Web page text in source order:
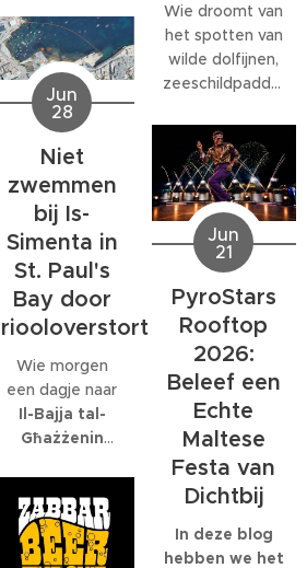
noordwestenwinden
(W/NW)
verwacht.
Volgens het
Malta Red Cross
kan de wind
tijdelijk
toenemen tot
windkracht 6
met name op
donderdag 2
juli.
Wie droomt van
het spotten van
wilde dolfijnen,
zeeschildpadden
zeeleven
tijdens een
verblijf op Malta,
komt al snel tot
de ontdekking
dat daar
eigenlijk maar
één organisatie
volledig op is
gespecialiseerd:
EcoMarine
Malta .
Jun
28
Niet
zwemmen
bij Is-
Simenta in
St. Paul's
Bay door
riooloverstort
Wie morgen
een dagje naar
Il-Bajja tal-
Għażżenin
inSt. Paul's
Baywil gaan,
kan beter een
Jun
21
PyroStars
Rooftop
2026:
Beleef een
Echte
Maltese
Festa van
Dichtbij
In deze blog
hebben we het